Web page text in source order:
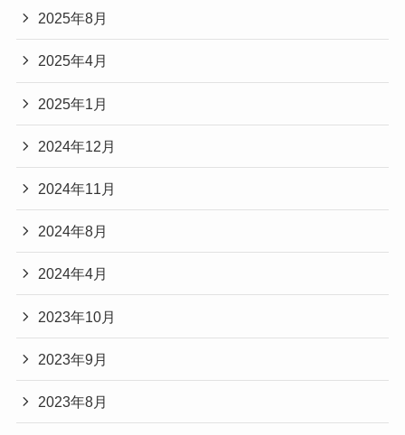
2025年8月
2025年4月
2025年1月
2024年12月
2024年11月
2024年8月
2024年4月
2023年10月
2023年9月
2023年8月